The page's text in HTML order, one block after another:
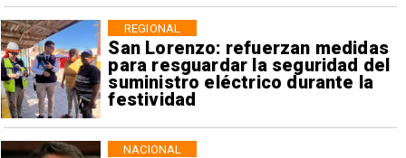
San Lorenzo: refuerzan medidas
para resguardar la seguridad del
suministro eléctrico durante la
festividad
REGIONAL
NACIONAL